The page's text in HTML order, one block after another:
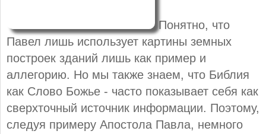
Понятно, что
Павел лишь использует картины земных
построек зданий лишь как пример и
аллегорию. Но мы также знаем, что Библия
как Слово Божье - часто показывает себя как
сверхточный источник информации. Поэтому,
следуя примеру Апостола Павла, немного